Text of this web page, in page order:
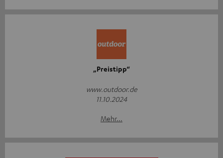
„Preistipp“
www.outdoor.de
11.10.2024
Mehr...